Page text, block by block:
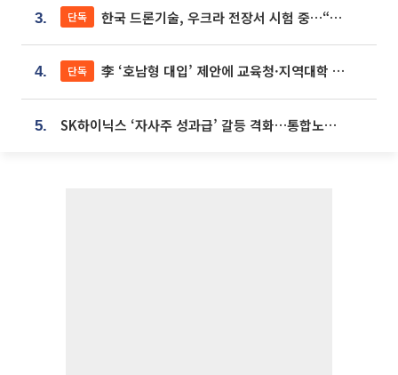
3. 단독 한국 드론기술, 우크라 전장서 시험 중…“스타트업 여러 곳 참여”
4. 단독 李 ‘호남형 대입’ 제안에 교육청·지역대학 서·논술형 입시 연계 '착수'
5. SK하이닉스 ‘자사주 성과급’ 갈등 격화…통합노조 출범 움직임